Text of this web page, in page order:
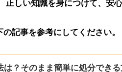
しい知識を身につけて、安
記事を参考にしてください。
は？そのまま簡単に処分でき